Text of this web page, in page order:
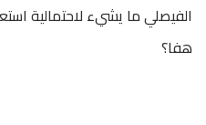
الفيصلي ما يشيء لاحتمالية
هفا؟